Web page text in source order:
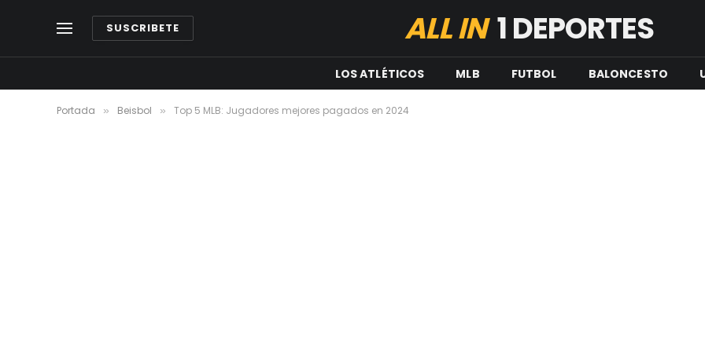
SUSCRIBETE ALL IN1 DEPORTES
LOS ATLÉTICOS MLB FUTBOL BALONCESTO
Portada » Beisbol » Top 5 MLB: Jugadores mejores pagados en 2024